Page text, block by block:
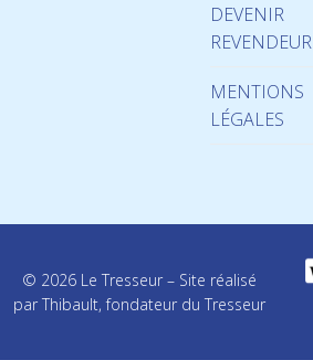
DEVENIR
REVENDEUR
MENTIONS
LÉGALES
© 2026 Le Tresseur – Site réalisé
par Thibault, fondateur du Tresseur